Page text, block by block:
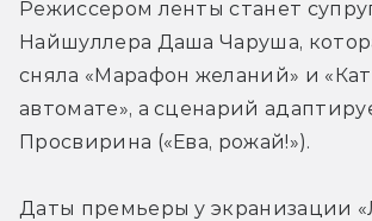
Режиссером ленты станет
Найшуллера Даша Чаруша,
сняла «Марафон желаний» и
автомате», а сценарий
Просвирина («Ева, рожай!»).
Даты премьеры у экранизации